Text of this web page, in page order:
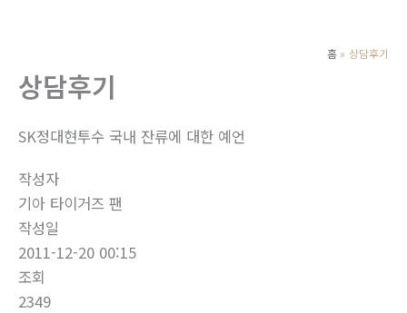
홈 상담후기
상담후기
SK정대현투수 국내 잔류에 대한 예언
작성자
기아 타이거즈 팬
작성일
2011-12-20 00:15
조회
2349